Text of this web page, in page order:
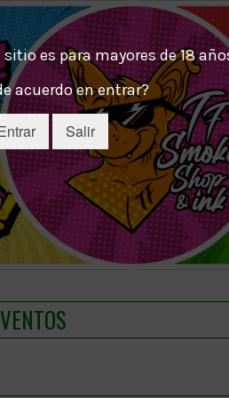
es para mayores de 18
acuerdo en entrar?
Salir